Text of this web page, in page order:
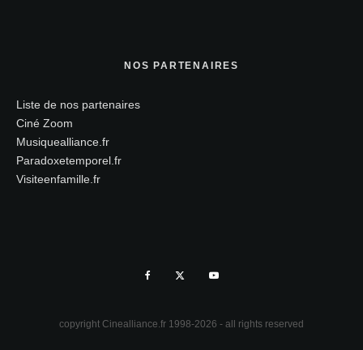
NOS PARTENAIRES
Liste de nos partenaires
Ciné Zoom
Musiquealliance.fr
Paradoxetemporel.fr
Visiteenfamille.fr
copyright Cinealliance.fr 1998-2026 - all rights reserved